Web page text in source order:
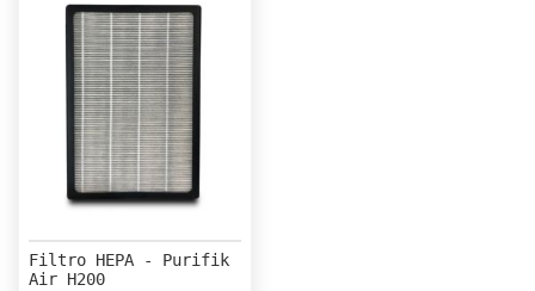
Filtro HEPA - Purifik
Air H200